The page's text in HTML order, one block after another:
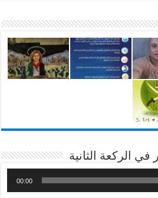
الركعة الثانية
00:00